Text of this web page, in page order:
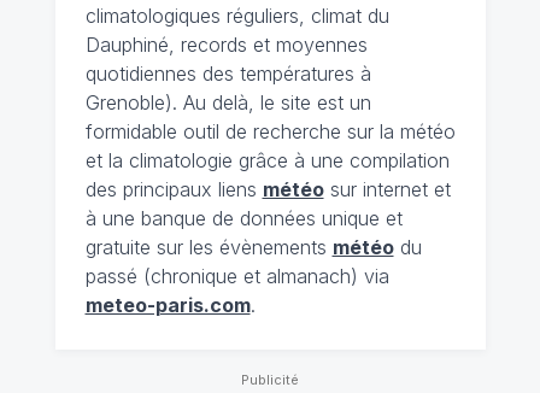
climatologiques réguliers, climat du
Dauphiné, records et moyennes
quotidiennes des températures à
Grenoble). Au delà, le site est un
formidable outil de recherche sur la météo
et la climatologie grâce à une compilation
des principaux liens météosur internet et
à une banque de données unique et
gratuite sur les évènements météodu
passé (chronique et almanach) via
meteo-paris.com.